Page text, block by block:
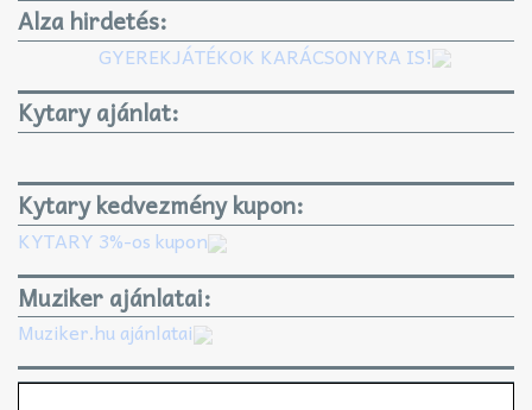
Alza hirdetés:
GYEREKJÁTÉKOK KARÁCSONYRA IS!
Kytary ajánlat:
Kytary kedvezmény kupon:
KYTARY 3%-os kupon
Muziker ajánlatai:
Muziker.hu ajánlatai